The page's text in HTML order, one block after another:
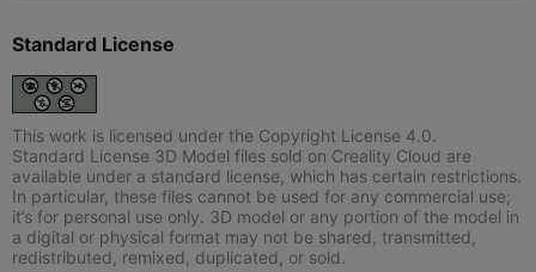
Standard License
This work is licensed under the Copyright License 4.0.
Standard License 3D Model files sold on Creality Cloud are
available under a standard license, which has certain restrictions.
In particular, these files cannot be used for any commercial use;
it’s for personal use only. 3D model or any portion of the model in
a digital or physical format may not be shared, transmitted,
redistributed, remixed, duplicated, or sold.